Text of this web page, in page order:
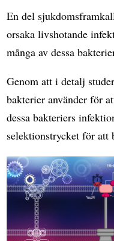
En del
orsaka livshotande
många av dessa
Genom att i detalj
bakterier använder för
dessa bakteriers
selektionstrycket för att